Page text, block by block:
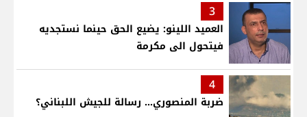
3
العميد اللينو: يضيع الحق حينما نستجديه
فيتحول الى مكرمة
4
ضربة المنصوري... رسالة للجيش اللبناني؟